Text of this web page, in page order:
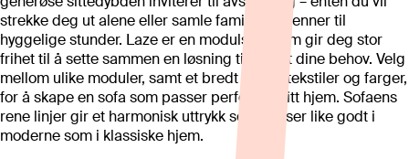
strekke deg ut alene eller samle familie og venner til
hyggelige stunder. Laze er en modulsofa som gir deg stor
frihet til å sette sammen en løsning tilpasset dine behov. Velg
mellom ulike moduler, samt et bredt utvalg tekstiler og farger,
for å skape en sofa som passer perfekt til ditt hjem. Sofaens
rene linjer gir et harmonisk uttrykk som passer like godt i
moderne som i klassiske hjem.